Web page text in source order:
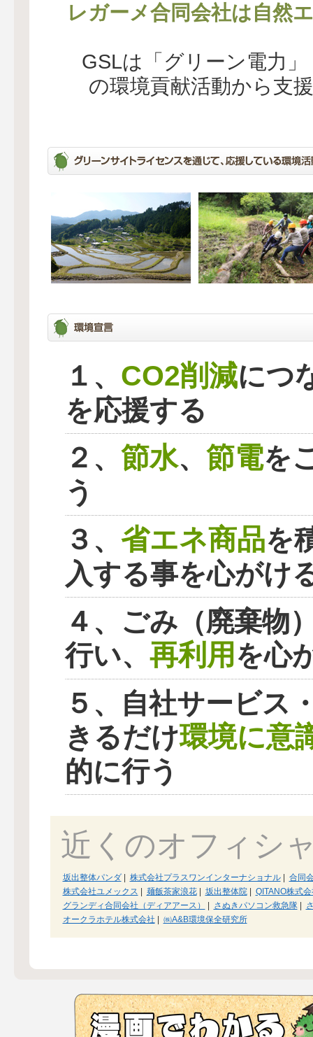
レガーメ合同会社は自然
GSLは「グリーン電力
の環境貢献活動から支
１、 CO2削減につ
を応援する
２、 節水、 節電を
う
３、 省エネ商品を
入する事を心がけ
４、ごみ（廃棄物
行い、 再利用を心
５、自社サービス
きるだけ環境に意
的に行う
近くのオフィシ
坂出整体パンダ| 株式会社プラスワンインターナショナル|
合同
株式会社ユメックス
麺飯茶家浪花| 坂出整体院|
QITANO株式会
グランディ合同会社（ディアアース）
さぬきパソコン救急隊|
オークラホテル株式会社
㈱A&B環境保全研究所